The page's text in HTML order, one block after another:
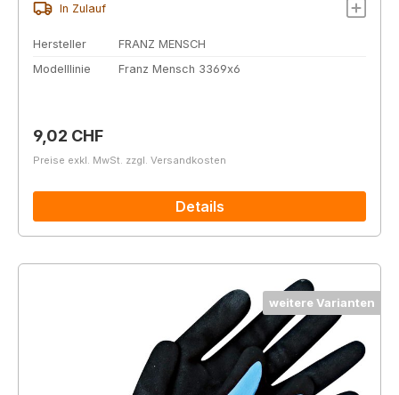
In Zulauf
Hersteller
FRANZ MENSCH
Modelllinie
Franz Mensch 3369x6
Regulärer Preis:
9,02 CHF
Preise exkl. MwSt. zzgl. Versandkosten
Details
weitere Varianten